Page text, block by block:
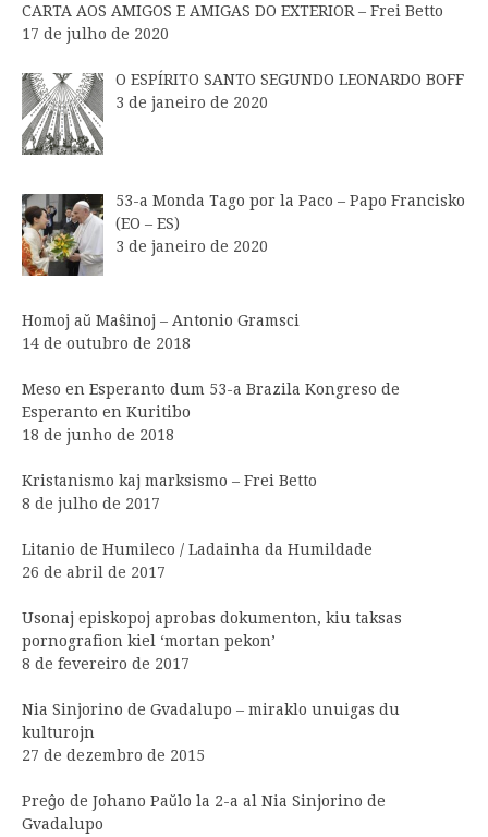
CARTA AOS AMIGOS E AMIGAS DO EXTERIOR – Frei Betto
17 de julho de 2020
O ESPÍRITO SANTO SEGUNDO LEONARDO BOFF
3 de janeiro de 2020
53-a Monda Tago por la Paco – Papo Francisko
(EO – ES)
3 de janeiro de 2020
Homoj aŭ Maŝinoj – Antonio Gramsci
14 de outubro de 2018
Meso en Esperanto dum 53-a Brazila Kongreso de
Esperanto en Kuritibo
18 de junho de 2018
Kristanismo kaj marksismo – Frei Betto
8 de julho de 2017
Litanio de Humileco / Ladainha da Humildade
26 de abril de 2017
Usonaj episkopoj aprobas dokumenton, kiu taksas
pornografion kiel ‘mortan pekon’
8 de fevereiro de 2017
Nia Sinjorino de Gvadalupo – miraklo unuigas du
kulturojn
27 de dezembro de 2015
Preĝo de Johano Paŭlo la 2-a al Nia Sinjorino de
Gvadalupo